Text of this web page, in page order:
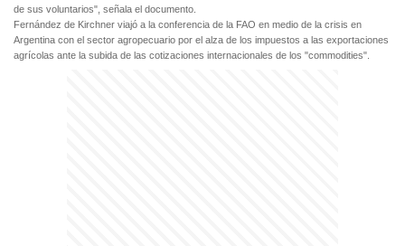
de sus voluntarios", señala el documento.
Fernández de Kirchner viajó a la conferencia de la FAO en medio de la crisis en
Argentina con el sector agropecuario por el alza de los impuestos a las exportaciones
agrícolas ante la subida de las cotizaciones internacionales de los "commodities".